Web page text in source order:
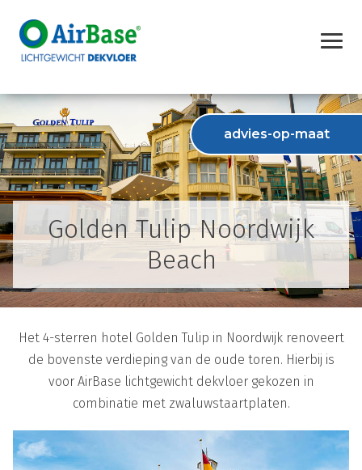
advies-op-maat
Golden Tulip Noordwijk
Beach
Het 4-sterren hotel Golden Tulip in Noordwijk renoveert
de bovenste verdieping van de oude toren. Hierbij is
voor AirBase lichtgewicht dekvloer gekozen in
combinatie met zwaluwstaartplaten.